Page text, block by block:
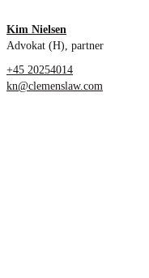
Kim Nielsen
Advokat (H), partner
+45 20254014
kn@clemenslaw.com